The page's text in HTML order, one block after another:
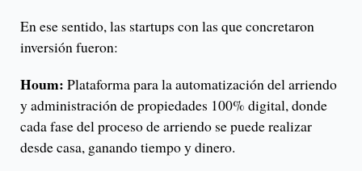
En ese sentido, las startups con las que concretaron
inversión fueron:
Houm: Plataforma para la automatización del arriendo
y administración de propiedades 100% digital, donde
cada fase del proceso de arriendo se puede realizar
desde casa, ganando tiempo y dinero.